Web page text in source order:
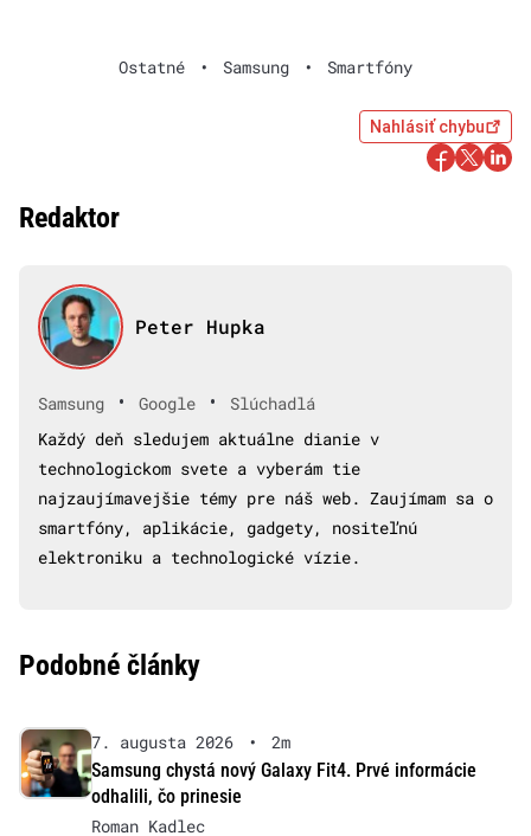
Ostatné • Samsung • Smartfóny
Nahlásiť chybu
Redaktor
Peter Hupka
Samsung • Google •
Slúchadlá
Každý deň sledujem aktuálne dianie v
technologickom svete a vyberám tie
najzaujímavejšie témy pre náš web. Zaujímam sa o
smartfóny, aplikácie, gadgety, nositeľnú
elektroniku a technologické vízie.
Podobné články
7. augusta 2026 •
2m
Samsung chystá nový Galaxy Fit4. Prvé informácie
odhalili, čo prinesie
Roman Kadlec